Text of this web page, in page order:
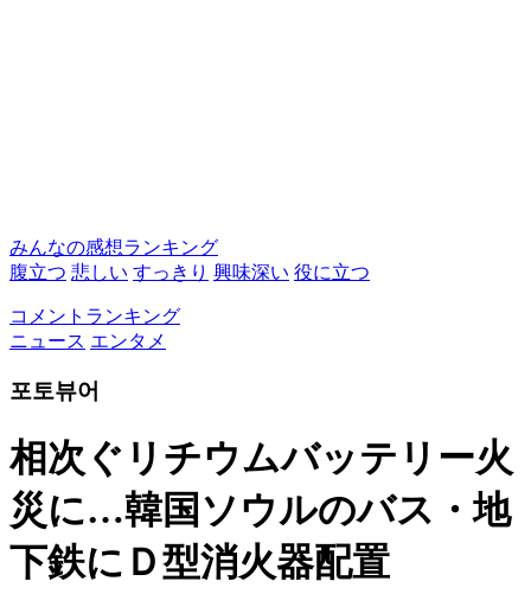
みんなの感想ランキング
腹立つ 悲しい すっきり 興味深い 役に立つ
コメントランキング
ニュース エンタメ
포토뷰어
相次ぐリチウムバッテリー火
災に…韓国ソウルのバス・地
下鉄にＤ型消火器配置